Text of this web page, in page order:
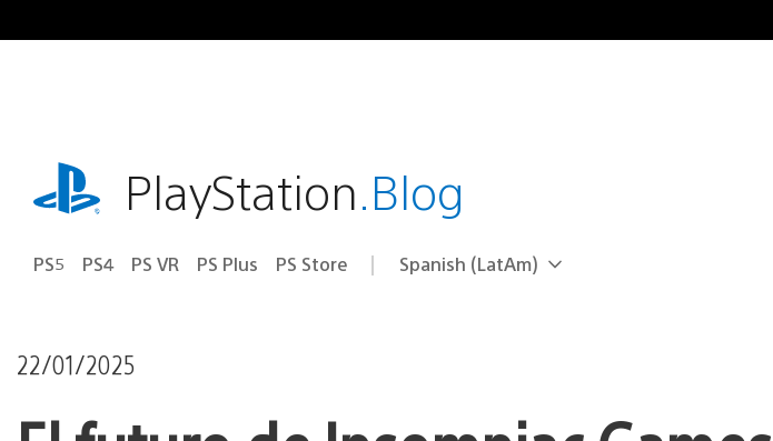
al
playstation.comPlayStation.Blog
PS5 PS4 PS VR PS Plus PS Store Elige
Región
Spanish (LatAm)
22/01/2025